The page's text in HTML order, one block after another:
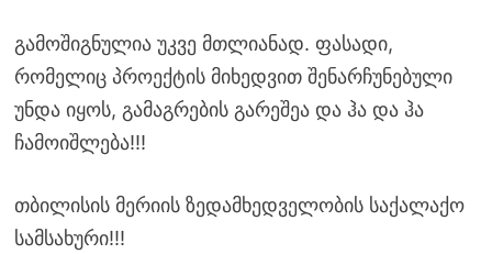
გამოშიგნულია უკვე მთლიანად. ფასადი,
რომელიც პროექტის მიხედვით შენარჩუნებული
უნდა იყოს, გამაგრების გარეშეა და ჰა და ჰა
ჩამოიშლება!!!
თბილისის მერიის ზედამხედველობის საქალაქო
სამსახური!!!